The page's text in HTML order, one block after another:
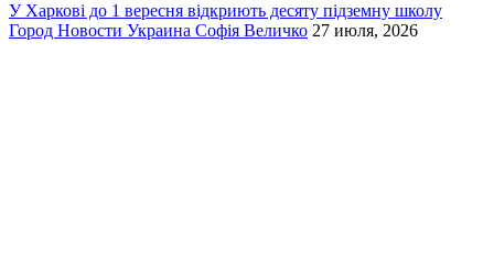
У Харкові до 1 вересня відкриють десяту підземну школу
Город Новости Украина Софія Величко 27 июля, 2026